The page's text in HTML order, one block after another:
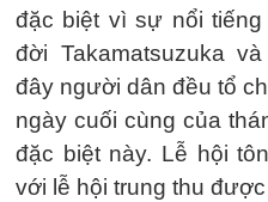
đặc biệt vì sự nổi
đời Takamatsuzuka
đây người dân đều tổ
ngày cuối cùng của
đặc biệt này. Lễ hội
với lễ hội trung thu